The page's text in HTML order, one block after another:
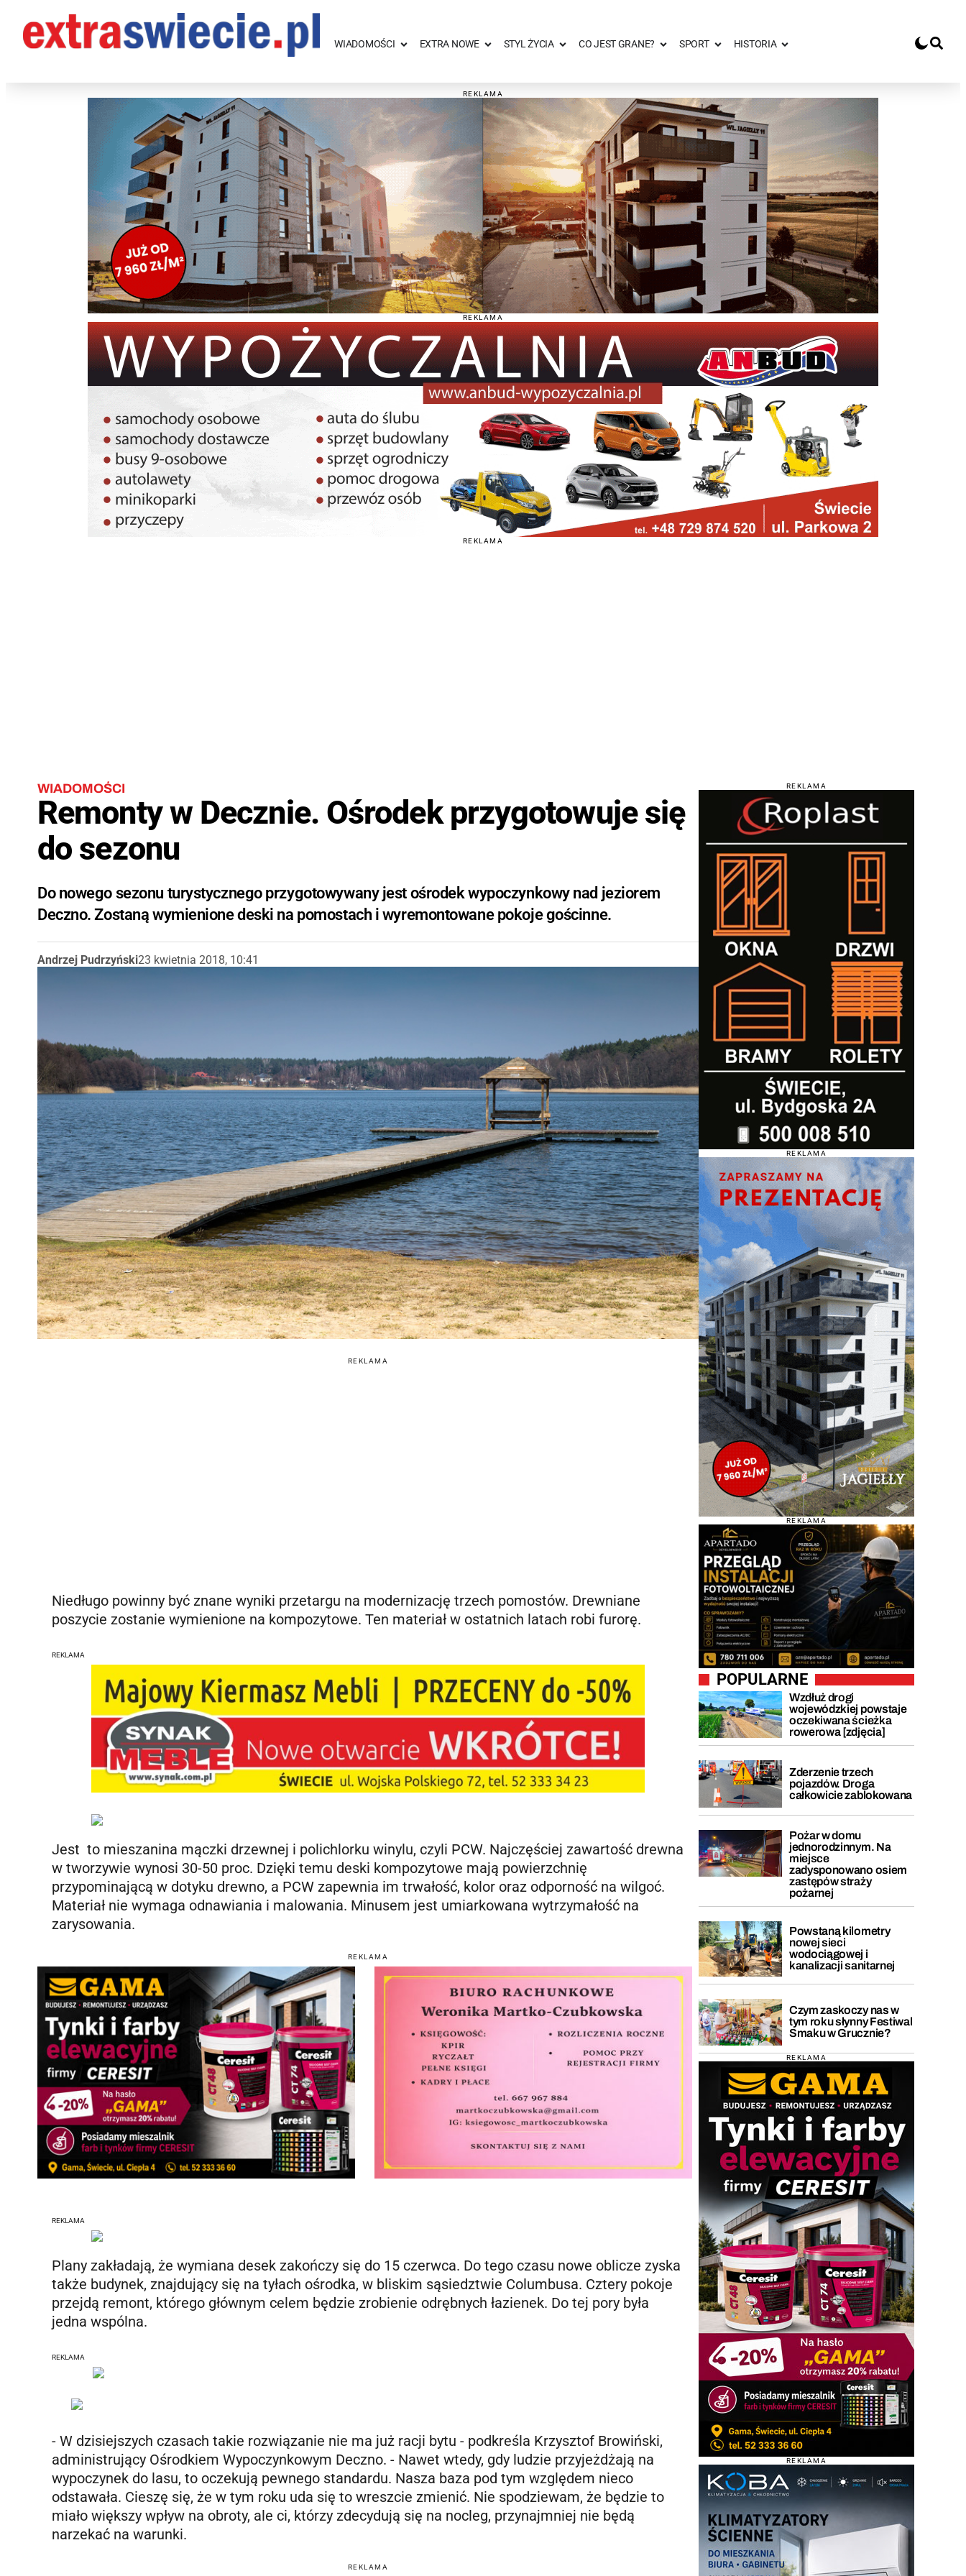
WIADOMOŚCI EXTRA NOWE STYL ŻYCIA CO JEST GRANE? SPORT HISTORIA
REKLAMA
REKLAMA
REKLAMA
WIADOMOŚCI
Remonty w Decznie. Ośrodek przygotowuje się
do sezonu
Do nowego sezonu turystycznego przygotowywany jest ośrodek wypoczynkowy nad jeziorem
Deczno. Zostaną wymienione deski na pomostach i wyremontowane pokoje gościnne.
Andrzej Pudrzyński23 kwietnia 2018, 10:41
REKLAMA
Niedługo powinny być znane wyniki przetargu na modernizację trzech pomostów. Drewniane
poszycie zostanie wymienione na kompozytowe. Ten materiał w ostatnich latach robi furorę.
REKLAMA
Jest to mieszanina mączki drzewnej i polichlorku winylu, czyli PCW. Najczęściej zawartość drewna
w tworzywie wynosi 30-50 proc. Dzięki temu deski kompozytowe mają powierzchnię
przypominającą w dotyku drewno, a PCW zapewnia im trwałość, kolor oraz odporność na wilgoć.
Materiał nie wymaga odnawiania i malowania. Minusem jest umiarkowana wytrzymałość na
zarysowania.
REKLAMA
REKLAMA
Plany zakładają, że wymiana desek zakończy się do 15 czerwca. Do tego czasu nowe oblicze zyska
także budynek, znajdujący się na tyłach ośrodka, w bliskim sąsiedztwie Columbusa. Cztery pokoje
przejdą remont, którego głównym celem będzie zrobienie odrębnych łazienek. Do tej pory była
jedna wspólna.
REKLAMA
- W dzisiejszych czasach takie rozwiązanie nie ma już racji bytu - podkreśla Krzysztof Browiński,
administrujący Ośrodkiem Wypoczynkowym Deczno. - Nawet wtedy, gdy ludzie przyjeżdżają na
wypoczynek do lasu, to oczekują pewnego standardu. Nasza baza pod tym względem nieco
odstawała. Cieszę się, że w tym roku uda się to wreszcie zmienić. Nie spodziewam, że będzie to
miało większy wpływ na obroty, ale ci, którzy zdecydują się na nocleg, przynajmniej nie będą
narzekać na warunki.
REKLAMA
REKLAMA
REKLAMA
REKLAMA
POPULARNE
Wzdłuż drogi
wojewódzkiej powstaje
oczekiwana ścieżka
rowerowa [zdjęcia]
Zderzenie trzech
pojazdów. Droga
całkowicie zablokowana
Pożar w domu
jednorodzinnym. Na
miejsce
zadysponowano osiem
zastępów straży
pożarnej
Powstaną kilometry
nowej sieci
wodociągowej i
kanalizacji sanitarnej
Czym zaskoczy nas w
tym roku słynny Festiwal
Smaku w Grucznie?
REKLAMA
REKLAMA